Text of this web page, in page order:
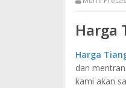
Harga
Harga
dan
kami akan